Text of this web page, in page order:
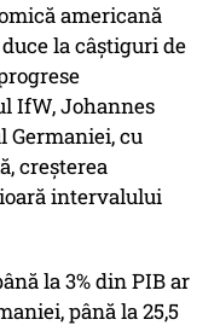
americană
la câştiguri de
IfW, Johannes
Germaniei, cu
creşterea
intervalului
la 3% din PIB ar
până la 25,5